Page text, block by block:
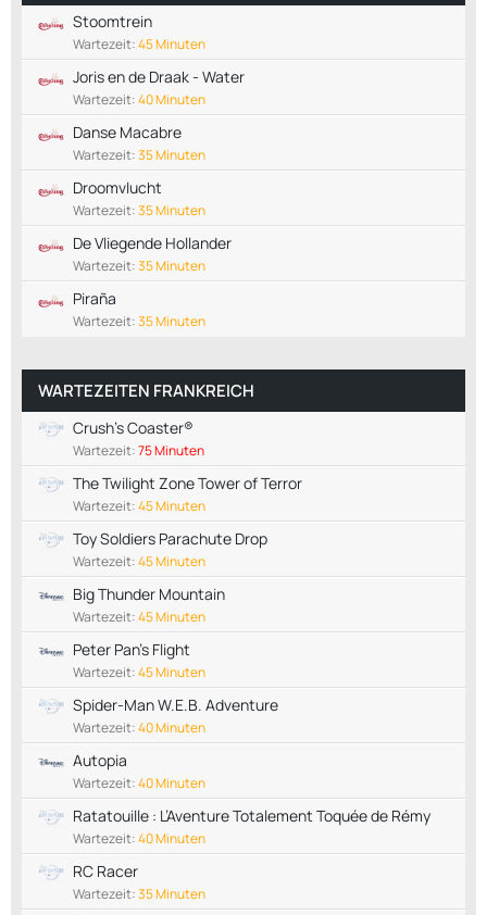
Stoomtrein
Wartezeit:45 Minuten
Joris en de Draak - Water
Wartezeit:40 Minuten
Danse Macabre
Wartezeit:35 Minuten
Droomvlucht
Wartezeit:35 Minuten
De Vliegende Hollander
Wartezeit:35 Minuten
Piraña
Wartezeit:35 Minuten
WARTEZEITEN FRANKREICH
Crush's Coaster®
Wartezeit:75 Minuten
The Twilight Zone Tower of Terror
Wartezeit:45 Minuten
Toy Soldiers Parachute Drop
Wartezeit:45 Minuten
Big Thunder Mountain
Wartezeit:45 Minuten
Peter Pan's Flight
Wartezeit:45 Minuten
Spider-Man W.E.B. Adventure
Wartezeit:40 Minuten
Autopia
Wartezeit:40 Minuten
Ratatouille : L’Aventure Totalement Toquée de Rémy
Wartezeit:40 Minuten
RC Racer
Wartezeit:35 Minuten